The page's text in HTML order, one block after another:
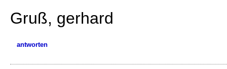
Gruß, gerhard
antworten